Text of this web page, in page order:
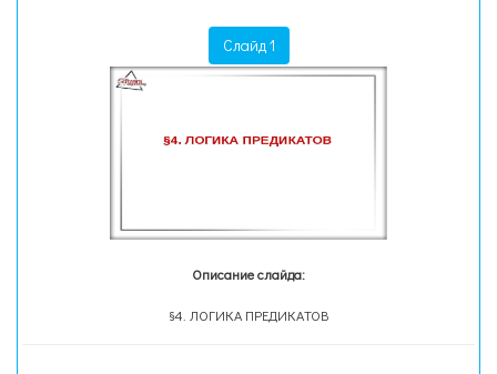
Слайд 1
Описание слайда:
§4. ЛОГИКА ПРЕДИКАТОВ